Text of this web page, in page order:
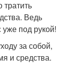
Ведь
под рукой!
за собой,
и средства.